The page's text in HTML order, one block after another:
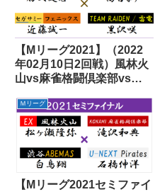
【Mリーグ2021】（2022
年02月10日2回戦）風林火
山vs麻雀格闘倶楽部vsフ
Ｍリーグ
【Mリーグ2021セミファイ